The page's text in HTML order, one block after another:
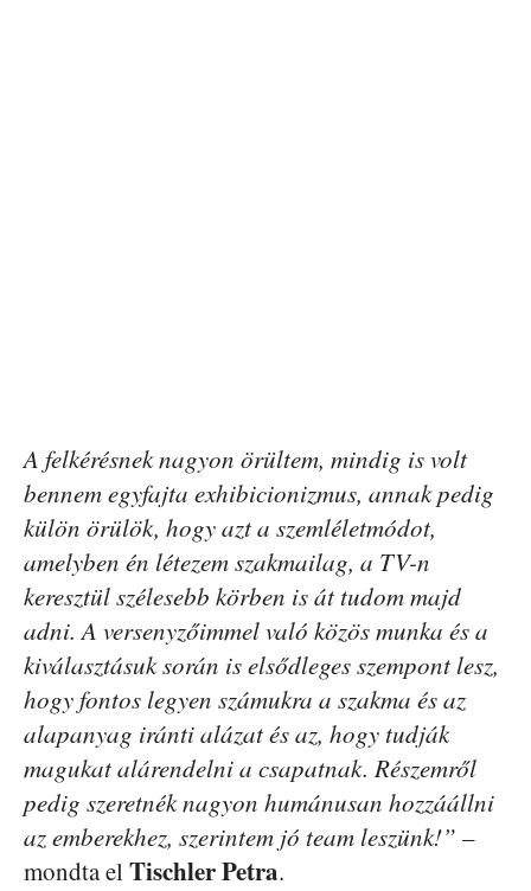
A felkérésnek nagyon örültem, mindig is volt
bennem egyfajta exhibicionizmus, annak pedig
külön örülök, hogy azt a szemléletmódot,
amelyben én létezem szakmailag, a TV-n
keresztül szélesebb körben is át tudom majd
adni. A versenyzőimmel való közös munka és a
kiválasztásuk során is elsődleges szempont lesz,
hogy fontos legyen számukra a szakma és az
alapanyag iránti alázat és az, hogy tudják
magukat alárendelni a csapatnak. Részemről
pedig szeretnék nagyon humánusan hozzáállni
az emberekhez, szerintem jó team leszünk!” –
mondta elTischler Petra.